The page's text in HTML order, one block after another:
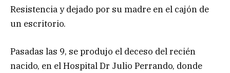
Resistencia y dejado por su madre en el cajón de
un escritorio.
Pasadas las 9, se produjo el deceso del recién
nacido, en el Hospital Dr Julio Perrando, donde